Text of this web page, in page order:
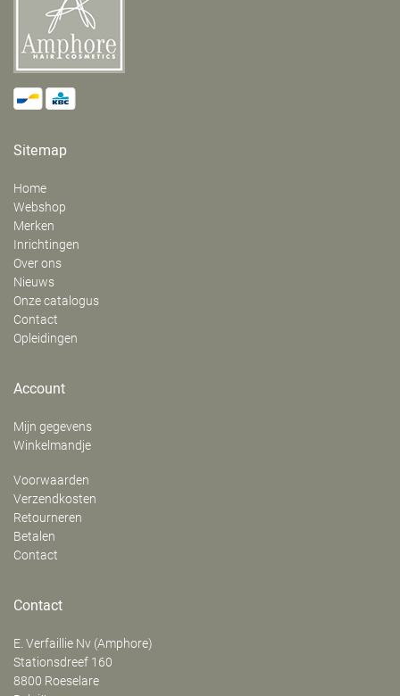
Sitemap
Home
Webshop
Merken
Inrichtingen
Over ons
Nieuws
Onze catalogus
Contact
Opleidingen
Account
Mijn gegevens
Winkelmandje
Voorwaarden
Verzendkosten
Retourneren
Betalen
Contact
Contact
E. Verfaillie Nv (Amphore)
‍Stationsdreef 160
8800 Roeselare